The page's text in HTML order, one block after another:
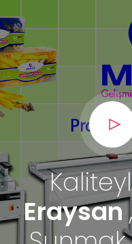
Hoş
Yaratıcı